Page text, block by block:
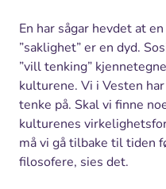
En har sågar hevdet at
”saklighet” er en dyd.
”vill tenking”
kulturene. Vi i Vesten
tenke på. Skal vi finne
kulturenes
må vi gå tilbake til tiden
filosofere, sies det.